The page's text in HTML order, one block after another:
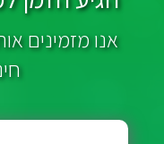
אנו מזמינים